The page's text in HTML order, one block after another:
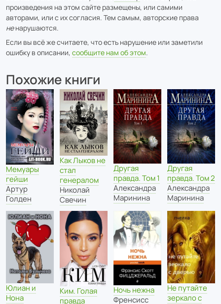
произведения на этом сайте размещены, или самими
авторами, или с их согласия. Тем самым, авторские права
ненарушаются.
Если вы всё же считаете, что есть нарушение или заметили
ошибку в описании, сообщите нам об этом.
Похожие книги
Мемуары
гейши
Артур
Голден
Как Лыков не
стал
генералом
Николай
Свечин
Другая
правда. Том 1
Александра
Маринина
Другая
правда. Том 2
Александра
Маринина
Юлиан и
Нона
Ким. Голая
правда
Ночь нежна
Френсисс
Не путайте
зеркало с